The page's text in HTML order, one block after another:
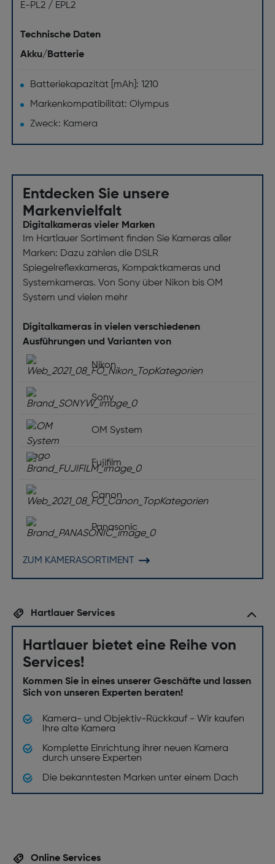
E-PL2 / EPL2
Technische Daten
Akku/Batterie
Batteriekapazität [mAh]: 1210
Markenkompatibilität: Olympus
Zweck: Kamera
Entdecken Sie unsere
Markenvielfalt
Digitalkameras vieler Marken
Im Hartlauer Sortiment finden Sie Kameras aller
Marken: Dazu zählen die DSLR
Spiegelreflexkameras, Kompaktkameras und
Systemkameras. Von Sony über Nikon bis OM
System und vielen mehr
Digitalkameras in vielen verschiedenen
Ausführungen und Varianten von
Nikon
Sony
OM System
Fujifilm
Canon
Panasonic
ZUM KAMERASORTIMENT
Hartlauer Services
Hartlauer bietet eine Reihe von
Services!
Kommen Sie in eines unserer Geschäfte und lassen
Sich von unseren Experten beraten!
Kamera- und Objektiv-Rückkauf - Wir kaufen
Ihre alte Kamera
Komplette Einrichtung ihrer neuen Kamera
durch unsere Experten
Die bekanntesten Marken unter einem Dach
Online Services